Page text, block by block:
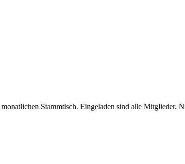
Stammtisch. Eingeladen sind alle Mitglieder.